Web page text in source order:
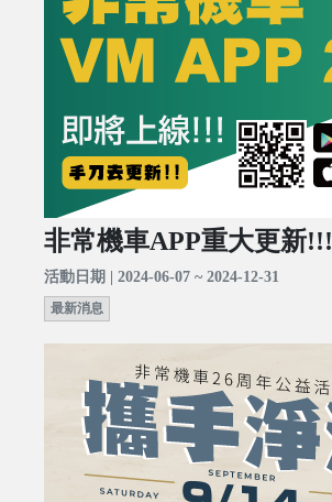
非常機車APP重大更新!!!
活動日期 | 2024-06-07 ~ 2024-12-31
最新消息